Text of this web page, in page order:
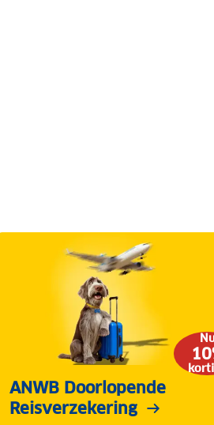
ANWB Doorlopende
Reisverzekering